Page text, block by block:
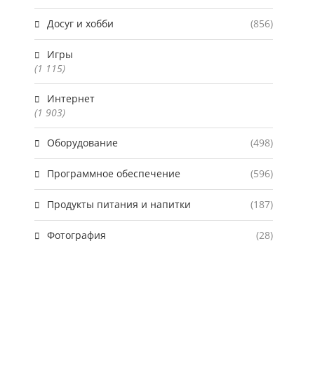
Досуг и хобби (856)
Игры
(1 115)
Интернет
(1 903)
Оборудование (498)
Программное обеспечение (596)
Продукты питания и напитки (187)
Фотография (28)